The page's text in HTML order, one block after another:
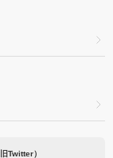
Twitter）